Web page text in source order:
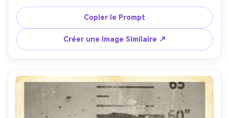
gris clair, flash simple, grain subtil, prise au 50mm, cadrage
poitrine, peau naturelle et traits juvéniles authentiques --
ar 4:5
Copier le Prompt
Créer une Image Similaire ↗